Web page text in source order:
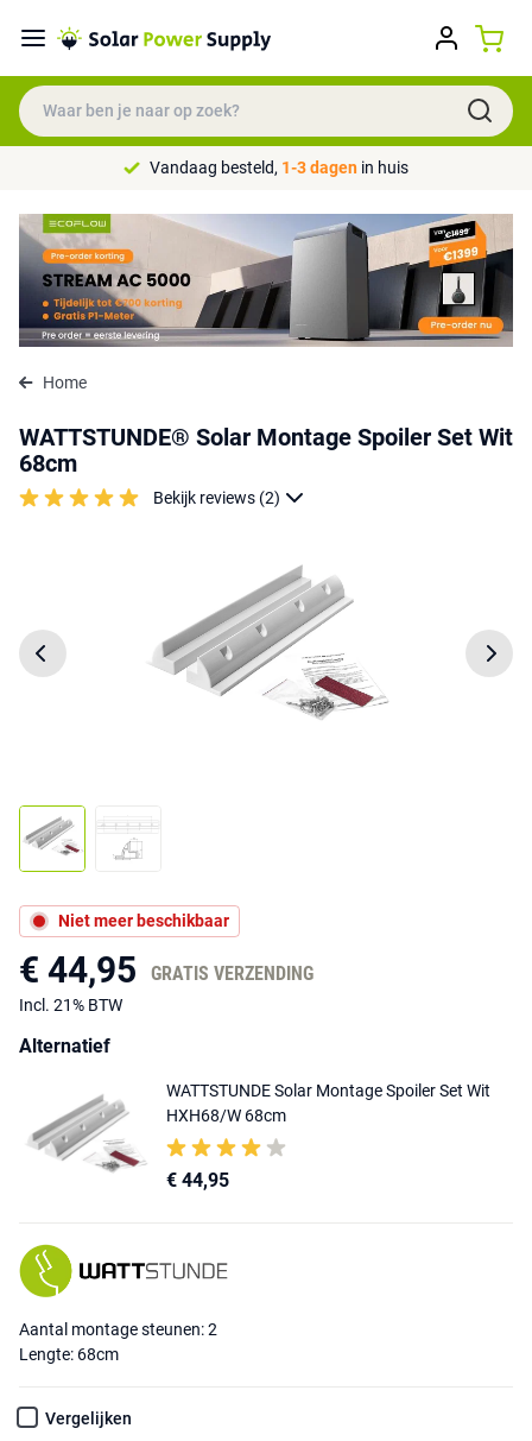
Vandaag besteld, 1-3 dagen in huis
Home
WATTSTUNDE® Solar Montage Spoiler Set Wit
68cm
Bekijk reviews (2)
Niet meer beschikbaar
€ 44,95 GRATIS VERZENDING
Incl. 21% BTW
Alternatief
WATTSTUNDE Solar Montage Spoiler Set Wit
HXH68/W 68cm
€ 44,95
Aantal montage steunen: 2
Lengte: 68cm
Vergelijken